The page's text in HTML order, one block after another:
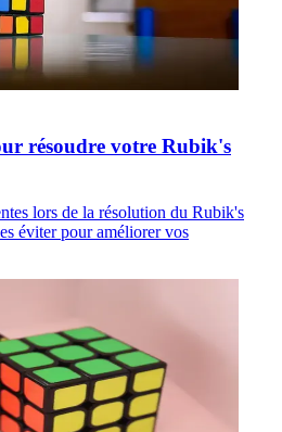
résoudre votre Rubik's
lors de la résolution du Rubik's
éviter pour améliorer vos